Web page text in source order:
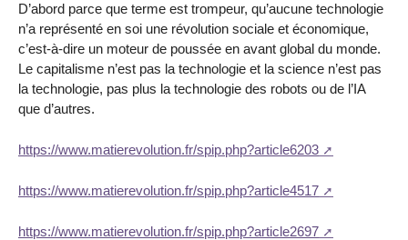
D’abord parce que terme est trompeur, qu’aucune technologie
n’a représenté en soi une révolution sociale et économique,
c’est-à-dire un moteur de poussée en avant global du monde.
Le capitalisme n’est pas la technologie et la science n’est pas
la technologie, pas plus la technologie des robots ou de l’IA
que d’autres.
https://www.matierevolution.fr/spip.php?article6203
https://www.matierevolution.fr/spip.php?article4517
https://www.matierevolution.fr/spip.php?article2697